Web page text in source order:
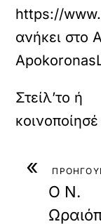
https://
ανήκει στο
«
Ο Ν.